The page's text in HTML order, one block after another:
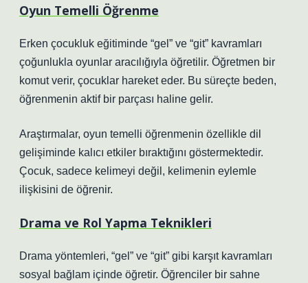
Oyun Temelli Öğrenme
Erken çocukluk eğitiminde “gel” ve “git” kavramları
çoğunlukla oyunlar aracılığıyla öğretilir. Öğretmen bir
komut verir, çocuklar hareket eder. Bu süreçte beden,
öğrenmenin aktif bir parçası haline gelir.
Araştırmalar, oyun temelli öğrenmenin özellikle dil
gelişiminde kalıcı etkiler bıraktığını göstermektedir.
Çocuk, sadece kelimeyi değil, kelimenin eylemle
ilişkisini de öğrenir.
Drama ve Rol Yapma Teknikleri
Drama yöntemleri, “gel” ve “git” gibi karşıt kavramları
sosyal bağlam içinde öğretir. Öğrenciler bir sahne